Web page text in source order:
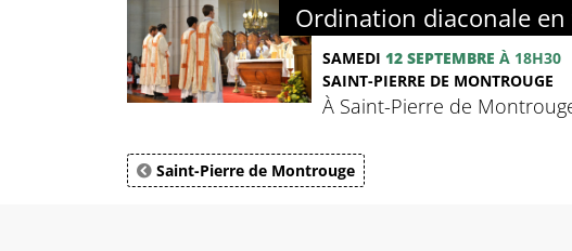
Ordination diaconale en
SAMEDI 12 SEPTEMBRE À 18H30
SAINT-PIERRE DE MONTROUGE
À Saint-Pierre de
Saint-Pierre de Montrouge